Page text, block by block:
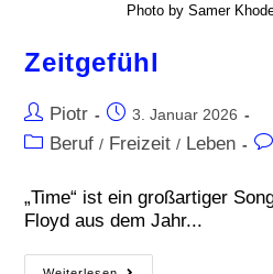
Photo by Samer
Zeitgefühl
Piotr 3. Januar 2026
Beruf / Freizeit / Leben
„Time“ ist ein großartiger
Floyd aus dem Jahr...